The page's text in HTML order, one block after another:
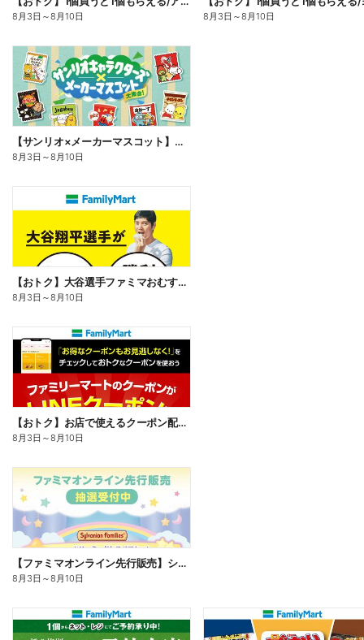
8月3日 ～8月10日 8月3日 ～8月10日
【サンリオ×メーカーマスコット】オリジナルグッズ貰える!
8月3日 ～8月10日
【おトク】大谷選手ファミマおむすび割
8月3日 ～8月10日
【おトク】お店で使えるクーポン配信中
8月3日 ～8月10日
【ファミマオンライン先行販売】シルバニアファミリー
8月3日 ～8月10日